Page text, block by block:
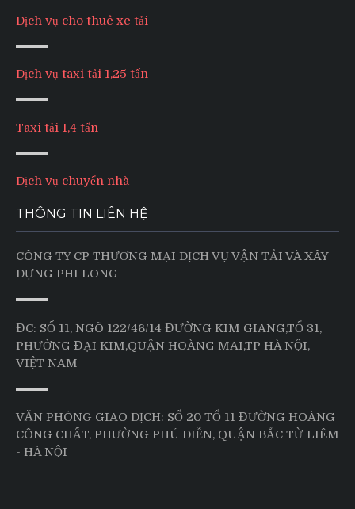
Dịch vụ cho thuê xe tải
Dịch vụ taxi tải 1,25 tấn
Taxi tải 1,4 tấn
Dịch vụ chuyển nhà
THÔNG TIN LIÊN HỆ
CÔNG TY CP THƯƠNG MẠI DỊCH VỤ VẬN TẢI VÀ XÂY
DỰNG PHI LONG
ĐC: SỐ 11, NGÕ 122/46/14 ĐƯỜNG KIM GIANG,TỔ 31,
PHƯỜNG ĐẠI KIM,QUẬN HOÀNG MAI,TP HÀ NỘI,
VIỆT NAM
VĂN PHÒNG GIAO DỊCH: SỐ 20 TỔ 11 ĐƯỜNG HOÀNG
CÔNG CHẤT, PHƯỜNG PHÚ DIỄN, QUẬN BẮC TỪ LIÊM
- HÀ NỘI